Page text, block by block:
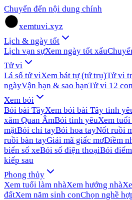
Chuyển đến nội dung chính
xemtuvi.xyz
Lịch & ngày tốt
Lịch vạn sựXem ngày tốt xấu
Tử vi
Lá số tử viXem bát tự (tứ trụ)Tử vi
ngàyVận hạn & sao hạnTử vi 12
Xem bói
Bói bài TâyXem bói bài Tây tình
xăm Quan ÂmBói tình yêuXem
mặtBói chỉ tayBói hoa tayNốt ruồi
ruồi bàn tayGiải mã giấc mơĐiềm
biển số xeBói số điện thoạiBói
kiếp sau
Phong thủy
Xem tuổi làm nhàXem hướng nhà
đấtXem năm sinh conChọn nghề